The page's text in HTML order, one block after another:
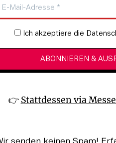
– fokussiert sie
Berufsfeld.
innerhalb
bleiben und doch nah
meistern, Ausdruck und
haben wie in der
Event zu sein, das für
die Besucher nun aber
sondern auch die
Newsletter-Anmeldung
Ich akzeptiere die
👉 Stattdessen via